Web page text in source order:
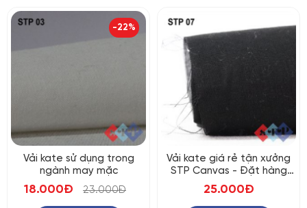
Vải kate sử dụng trong
ngành may mặc
18.000Đ 23.000Đ
-22%
Vải kate giá rẻ tận xưởng
STP Canvas - Đặt hàng
giao ngay
25.000Đ